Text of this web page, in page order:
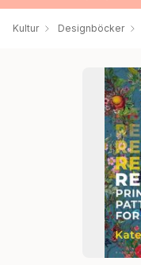
Kultur Designböcker